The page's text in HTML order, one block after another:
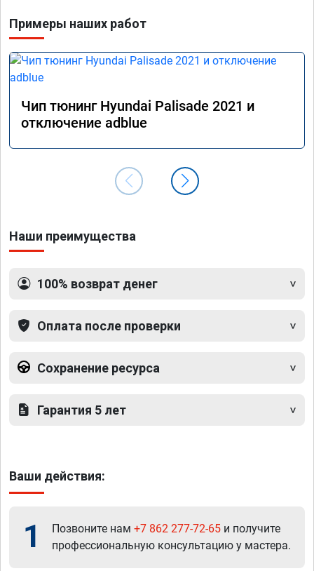
В
Примеры наших работ
Чип тюнинг Hyundai Palisade 2021 и
отключение adblue
Наши преимущества
100% возврат денег
Оплата после проверки
Сохранение ресурса
Гарантия 5 лет
Ваши действия:
1 Позвоните нам +7 862 277-72-65 и получите
профессиональную консультацию у мастера.